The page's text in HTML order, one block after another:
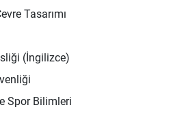
Tasarımı
(İngilizce)
Spor Bilimleri